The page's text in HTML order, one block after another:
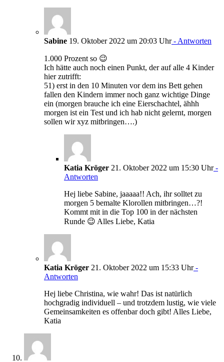
Sabine 19. Oktober 2022 um 20:03 Uhr- Antworten
1.000 Prozent so 😉
Ich hätte auch noch einen Punkt, der auf alle 4 Kinder
hier zutrifft:
51) erst in den 10 Minuten vor dem ins Bett gehen
fallen den Kindern immer noch ganz wichtige Dinge
ein (morgen brauche ich eine Eierschachtel, ähhh
morgen ist ein Test und ich hab nicht gelernt, morgen
sollen wir xyz mitbringen….)
Katia Kröger 21. Oktober 2022 um 15:30 Uhr-
Antworten
Hej liebe Sabine, jaaaaa!! Ach, ihr solltet zu
morgen 5 bemalte Klorollen mitbringen…?!
Kommt mit in die Top 100 in der nächsten
Runde 😉 Alles Liebe, Katia
Katia Kröger 21. Oktober 2022 um 15:33 Uhr-
Antworten
Hej liebe Christina, wie wahr! Das ist natürlich
hochgradig individuell – und trotzdem lustig, wie viele
Gemeinsamkeiten es offenbar doch gibt! Alles Liebe,
Katia